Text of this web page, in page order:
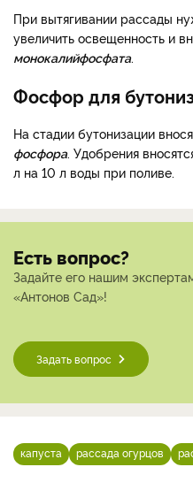
При вытягивании рассады
увеличить освещенность и
монокалийфосфата.
Фосфор для
На стадии бутонизации
фосфора. Удобрения
л на 10 л воды при поливе.
Есть вопрос?
Задайте его нашим
«Антонов Сад»!
Задать вопрос
капуста рассада огурцов